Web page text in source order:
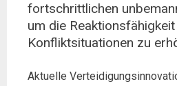
fortschrittlichen
um die
Konfliktsituationen zu
Aktuelle